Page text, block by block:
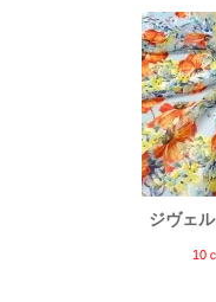
ジヴェ
10